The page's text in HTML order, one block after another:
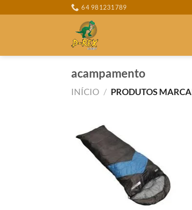
to
64 981231789
acampamento
INÍCIO / PRODUTOS